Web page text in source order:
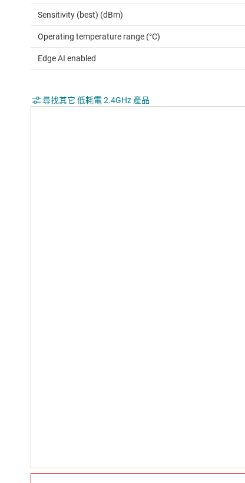
Sensitivity (best) (dBm)
Operating temperature range (°C)
Edge AI enabled
尋找其它 低耗電 2.4GHz 產品